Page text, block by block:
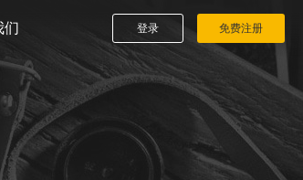
们 登录 免费注册